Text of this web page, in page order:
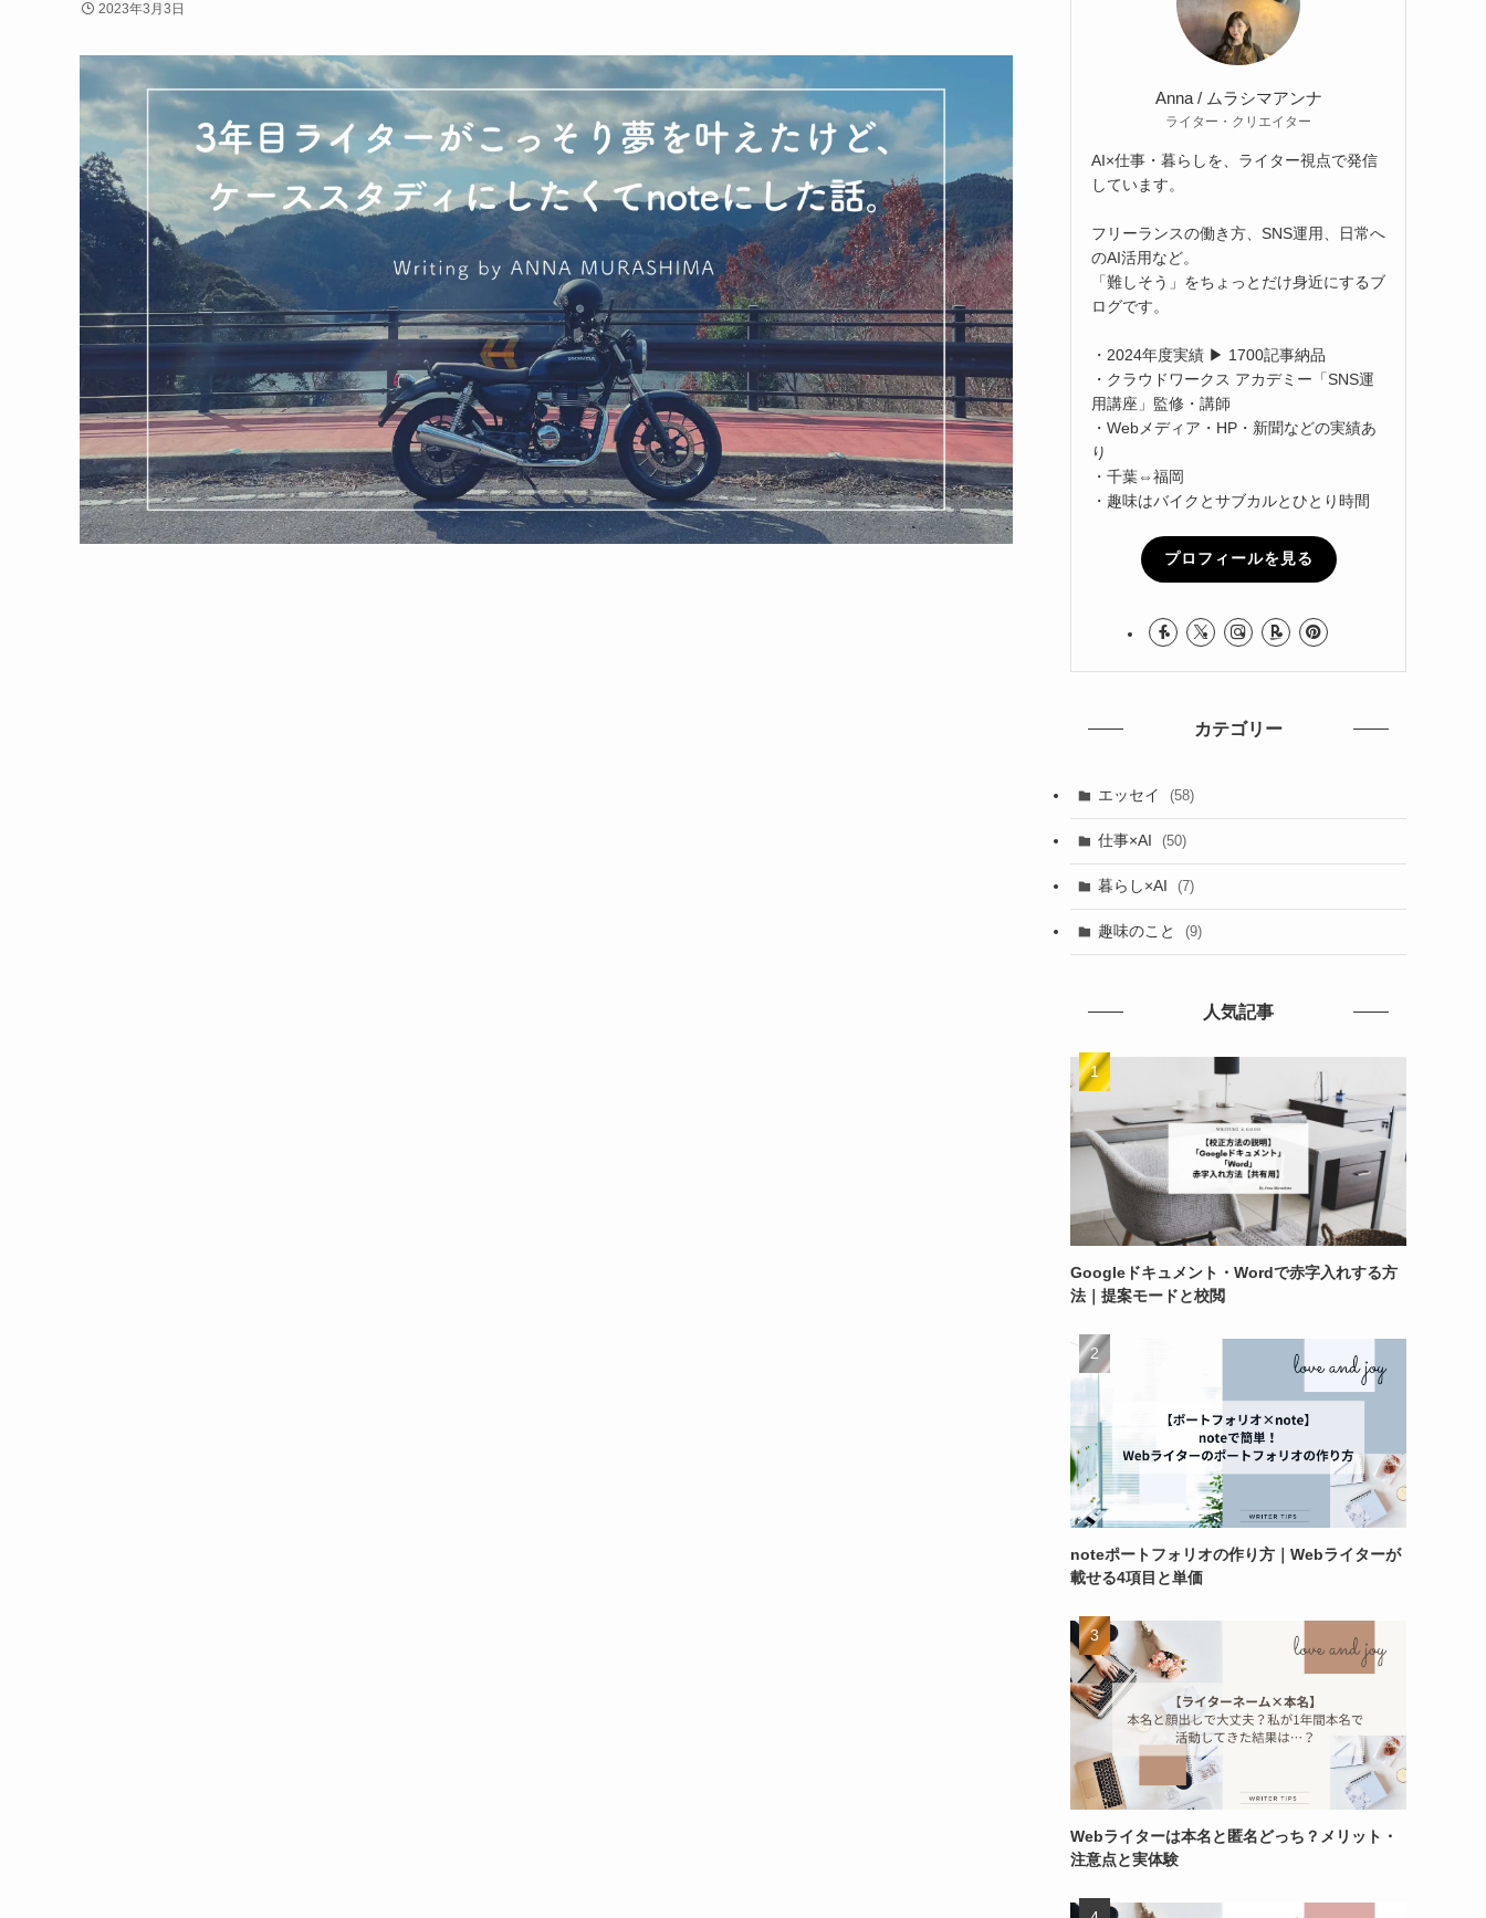
2023年3月3日
Anna / ムラシマアンナ
ライター・クリエイター
AI×仕事・暮らしを、ライター視点で発信
しています。
フリーランスの働き方、SNS運用、日常へ
のAI活用など。
「難しそう」をちょっとだけ身近にするブ
ログです。
・2024年度実績 ▶ 1700記事納品
・クラウドワークス アカデミー「SNS運
用講座」監修・講師
・Webメディア・HP・新聞などの実績あ
り
・千葉⇔福岡
・趣味はバイクとサブカルとひとり時間
プロフィールを見る
カテゴリー
エッセイ (58)
仕事×AI (50)
暮らし×AI (7)
趣味のこと (9)
人気記事
Googleドキュメント・Wordで赤字入れする方
法｜提案モードと校閲
noteポートフォリオの作り方｜Webライターが
載せる4項目と単価
Webライターは本名と匿名どっち？メリット・
注意点と実体験